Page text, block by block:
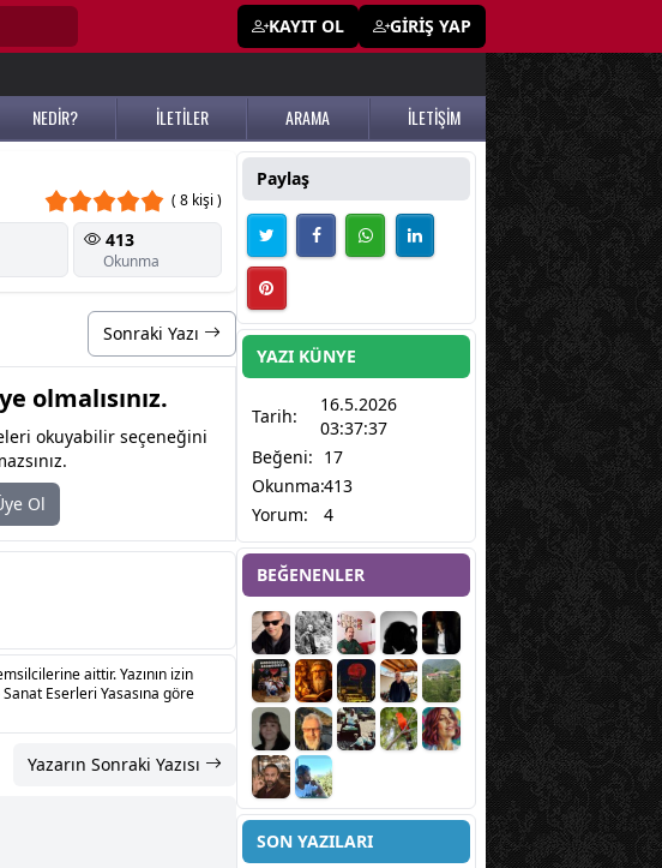
KAYIT OL GİRİŞ YAP
NEDİR? İLETİLER ARAMA İLETİŞİM
( 8 kişi )
413
Okunma
Sonraki Yazı
olmalısınız.
okuyabilir seçeneğini
Ol
aittir. Yazının izin
Sanat Eserleri Yasasına göre
Yazarın Sonraki Yazısı
Paylaş
YAZI KÜNYE
Tarih:
16.5.2026
03:37:37
Beğeni: 17
Okunma:413
Yorum:
4
BEĞENENLER
SON YAZILARI